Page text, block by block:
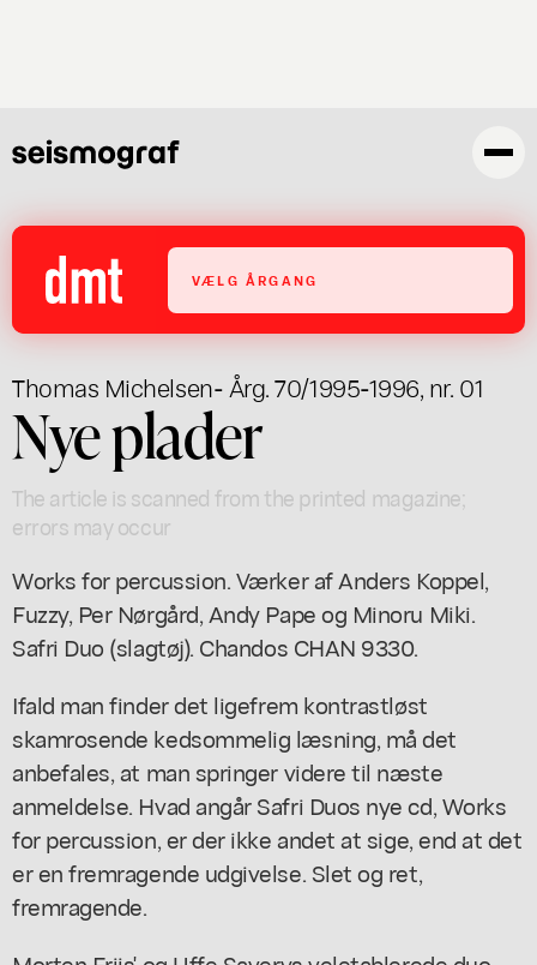
VÆLG ÅRGANG
Thomas Michelsen- Årg. 70/1995-1996, nr. 01
Nye plader
The article is scanned from the printed magazine;
errors may occur
Works for percussion. Værker af Anders Koppel,
Fuzzy, Per Nørgård, Andy Pape og Minoru Miki.
Safri Duo (slagtøj). Chandos CHAN 9330.
Ifald man finder det ligefrem kontrastløst
skamrosende kedsommelig læsning, må det
anbefales, at man springer videre til næste
anmeldelse. Hvad angår Safri Duos nye cd, Works
for percussion, er der ikke andet at sige, end at det
er en fremragende udgivelse. Slet og ret,
fremragende.